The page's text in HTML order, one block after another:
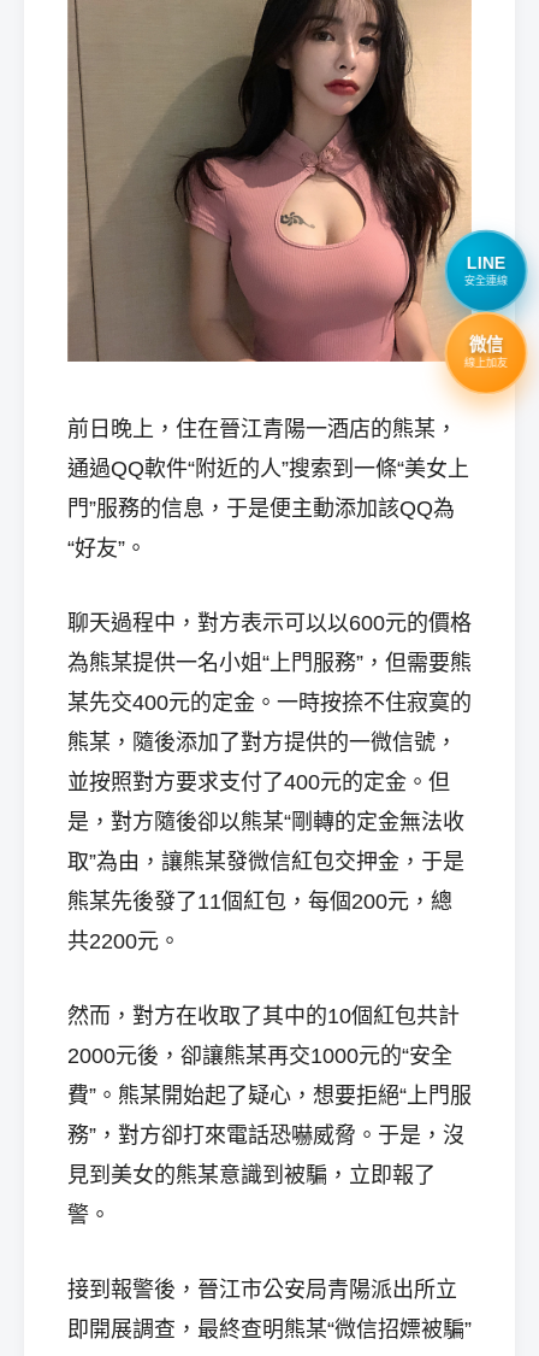
前日晚上，住在晉江青陽一酒店的熊某，
通過QQ軟件“附近的人”搜索到一條“美女上
門”服務的信息，于是便主動添加該QQ為
“好友”。
聊天過程中，對方表示可以以600元的價格
為熊某提供一名小姐“上門服務”，但需要熊
某先交400元的定金。一時按捺不住寂寞的
熊某，隨後添加了對方提供的一微信號，
並按照對方要求支付了400元的定金。但
是，對方隨後卻以熊某“剛轉的定金無法收
取”為由，讓熊某發微信紅包交押金，于是
熊某先後發了11個紅包，每個200元，總
共2200元。
然而，對方在收取了其中的10個紅包共計
2000元後，卻讓熊某再交1000元的“安全
費”。熊某開始起了疑心，想要拒絕“上門服
務”，對方卻打來電話恐嚇威脅。于是，沒
見到美女的熊某意識到被騙，立即報了
警。
接到報警後，晉江市公安局青陽派出所立
即開展調查，最終查明熊某“微信招嫖被騙”
LINE
安全連線
微信
線上加友